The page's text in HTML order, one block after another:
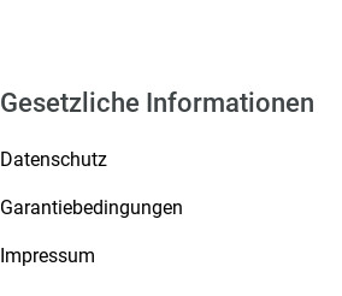
Gesetzliche Informationen
Datenschutz
Garantiebedingungen
Impressum